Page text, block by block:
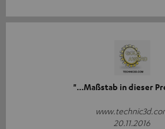
"...Maßstab in dieser
20.11.2016